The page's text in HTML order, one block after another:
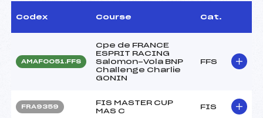
Codex Course Cat.
AMAF0051.FFS
Cpe de FRANCE
ESPRIT RACING
Salomon-Vola BNP
Challenge Charlie
GONIN
FFS
FRA9359
FIS MASTER CUP
MAS C
FIS